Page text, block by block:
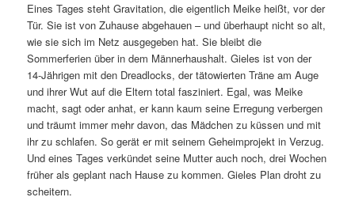
Eines Tages steht Gravitation, die eigentlich Meike heißt, vor der
Tür. Sie ist von Zuhause abgehauen – und überhaupt nicht so alt,
wie sie sich im Netz ausgegeben hat. Sie bleibt die
Sommerferien über in dem Männerhaushalt. Gieles ist von der
14-Jährigen mit den Dreadlocks, der tätowierten Träne am Auge
und ihrer Wut auf die Eltern total fasziniert. Egal, was Meike
macht, sagt oder anhat, er kann kaum seine Erregung verbergen
und träumt immer mehr davon, das Mädchen zu küssen und mit
ihr zu schlafen. So gerät er mit seinem Geheimprojekt in Verzug.
Und eines Tages verkündet seine Mutter auch noch, drei Wochen
früher als geplant nach Hause zu kommen. Gieles Plan droht zu
scheitern.